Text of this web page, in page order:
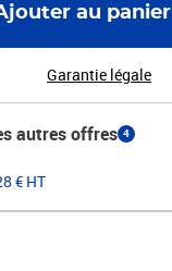
au panier
Garantie légale
autres offres 4
€ HT